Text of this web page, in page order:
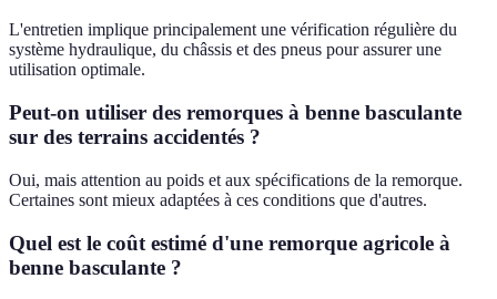
L'entretien implique principalement une vérification régulière du
système hydraulique, du châssis et des pneus pour assurer une
utilisation optimale.
Peut-on utiliser des remorques à benne basculante
sur des terrains accidentés ?
Oui, mais attention au poids et aux spécifications de la remorque.
Certaines sont mieux adaptées à ces conditions que d'autres.
Quel est le coût estimé d'une remorque agricole à
benne basculante ?